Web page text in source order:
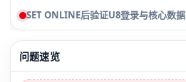
SET ONLINE后验证U8登录与核心数据
问题速览